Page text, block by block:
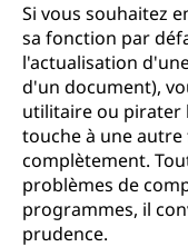
Si vous souhaitez
sa fonction par
l'actualisation
d'un document),
utilitaire ou pirater
touche à une
complètement.
problèmes de
programmes, il
prudence.